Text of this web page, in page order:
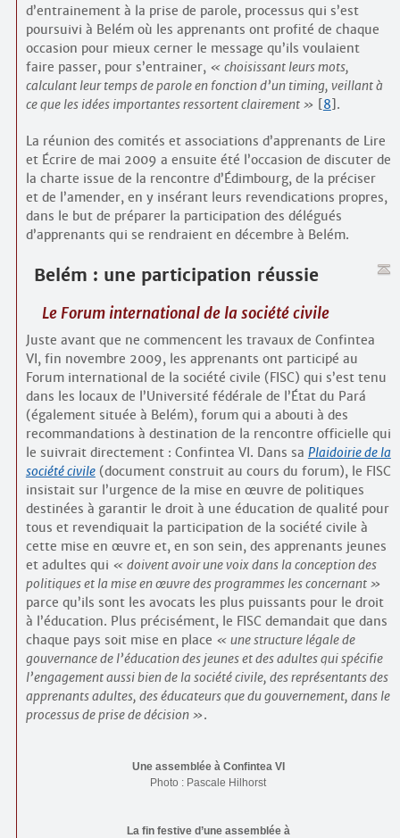
d’entrainement à la prise de parole, processus qui s’est
poursuivi à Belém où les apprenants ont profité de chaque
occasion pour mieux cerner le message qu’ils voulaient
faire passer, pour s’entrainer,
choisissant leurs mots,
calculant leur temps de parole en fonction d’un timing, veillant à
ce que les idées importantes ressortent clairement
[8].
La réunion des comités et associations d’apprenants de Lire
et Écrire de mai 2009 a ensuite été l’occasion de discuter de
la charte issue de la rencontre d’Édimbourg, de la préciser
et de l’amender, en y insérant leurs revendications propres,
dans le but de préparer la participation des délégués
d’apprenants qui se rendraient en décembre à Belém.
Belém : une participation réussie
Le Forum international de la société civile
Juste avant que ne commencent les travaux de Confintea
VI, fin novembre 2009, les apprenants ont participé au
Forum international de la société civile (FISC) qui s’est tenu
dans les locaux de l’Université fédérale de l’État du Pará
(également située à Belém), forum qui a abouti à des
recommandations à destination de la rencontre officielle qui
le suivrait directement : Confintea VI. Dans sa Plaidoirie de la
société civile(document construit au cours du forum), le FISC
insistait sur l’urgence de la mise en œuvre de politiques
destinées à garantir le droit à une éducation de qualité pour
tous et revendiquait la participation de la société civile à
cette mise en œuvre et, en son sein, des apprenants jeunes
et adultes qui
doivent avoir une voix dans la conception des
politiques et la mise en œuvre des programmes les concernant
parce qu’ils sont les avocats les plus puissants pour le droit
à l’éducation. Plus précisément, le FISC demandait que dans
chaque pays soit mise en place
une structure légale de
gouvernance de l’éducation des jeunes et des adultes qui spécifie
l’engagement aussi bien de la société civile, des représentants des
apprenants adultes, des éducateurs que du gouvernement, dans le
processus de prise de décision
.
Une assemblée à Confintea VI
Photo : Pascale Hilhorst
La fin festive d’une assemblée à